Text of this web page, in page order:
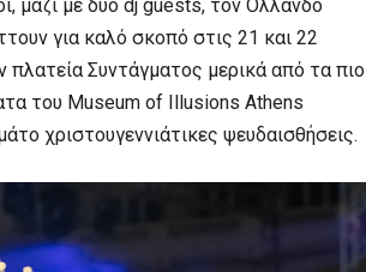
μαζί με δύο dj guests, τον Ολλανδό
για καλό σκοπό στις 21 και 22
Συντάγματος μερικά από τα πιο
του Museum of Illusions Athens
χριστουγεννιάτικες ψευδαισθήσεις.